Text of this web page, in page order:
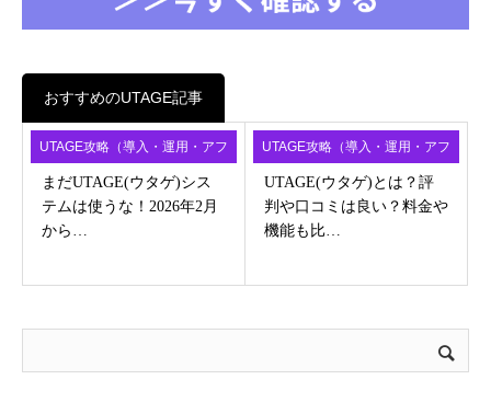
おすすめのUTAGE記事
UTAGE攻略（導入・運用・アフ
ィ）
まだUTAGE(ウタゲ)シス
テムは使うな！2026年2月
から…
UTAGE攻略（導入・運用・アフ
ィ）
UTAGE(ウタゲ)とは？評
判や口コミは良い？料金や
機能も比…